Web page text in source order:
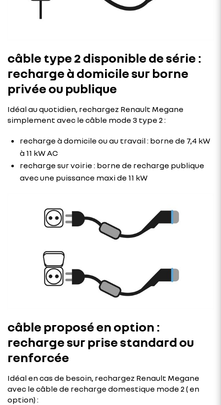
câble type 2 disponible de série :
recharge à domicile sur borne
privée ou publique
Idéal au quotidien, rechargez Renault Megane
simplement avec le câble mode 3 type 2 :
recharge à domicile ou au travail : borne de 7,4 kW
à 11 kW AC
recharge sur voirie : borne de recharge publique
avec une puissance maxi de 11 kW
câble proposé en option :
recharge sur prise standard ou
renforcée
Idéal en cas de besoin, rechargez Renault Megane
avec le câble de recharge domestique mode 2 ( en
option) :